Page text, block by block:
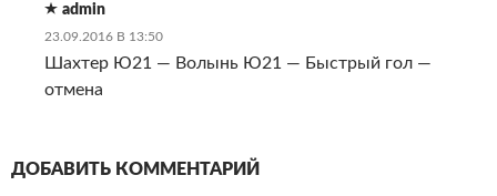
admin
23.09.2016 В 13:50
Шахтер Ю21 — Волынь Ю21 — Быстрый гол —
отмена
ДОБАВИТЬ КОММЕНТАРИЙ